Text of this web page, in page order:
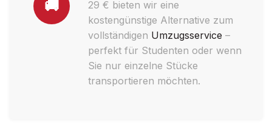
🚚
29 € bieten wir eine
kostengünstige Alternative zum
vollständigen Umzugsservice –
perfekt für Studenten oder wenn
Sie nur einzelne Stücke
transportieren möchten.